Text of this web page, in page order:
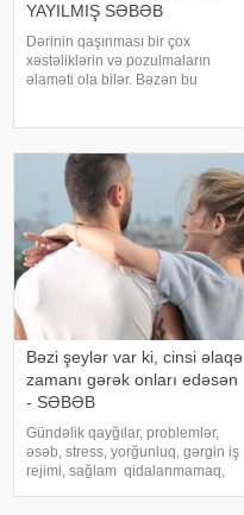
YAYILMIŞ SƏBƏB
Dərinin qaşınması bir çox
xəstəliklərin və pozulmaların
əlaməti ola bilər. Bəzən bu
qaşınma narahat edirsə, mütləq
həkim
Bəzi şeylər var ki, cinsi əlaqə
zamanı gərək onları edəsən
- SƏBƏB
Gündəlik qayğılar, problemlər,
əsəb, stress, yorğunluq, gərgin iş
rejimi, sağlam qidalanmamaq,